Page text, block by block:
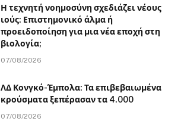
Η τεχνητή νοημοσύνη σχεδιάζει νέους
ιούς: Επιστημονικό άλμα ή
προειδοποίηση για μια νέα εποχή στη
βιολογία;
07/08/2026
ΛΔ Κονγκό-Έμπολα: Τα επιβεβαιωμένα
κρούσματα ξεπέρασαν τα 4.000
07/08/2026